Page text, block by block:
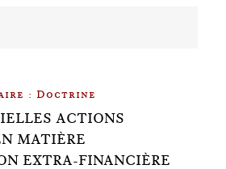
: Doctrine
ACTIONS
MATIÈRE
EXTRA-FINANCIÈRE